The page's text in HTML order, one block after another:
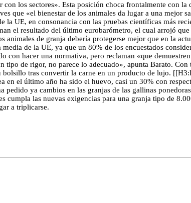
los sectores». Esta posición choca frontalmente con
que «el bienestar de los animales da lugar a una mejor
la UE, en consonancia con las pruebas científicas más
el resultado del último eurobarómetro, el cual arrojó
animales de granja debería protegerse mejor que en la
de la UE, ya que un 80% de los encuestados
con hacer una normativa, pero reclaman «que
de rigor, no parece lo adecuado», apunta Barato.
tras convertir la carne en un producto de lujo.
el último año ha sido el huevo, casi un 30% con
ya cambios en las granjas de las gallinas
cumpla las nuevas exigencias para una granja tipo de
a triplicarse.